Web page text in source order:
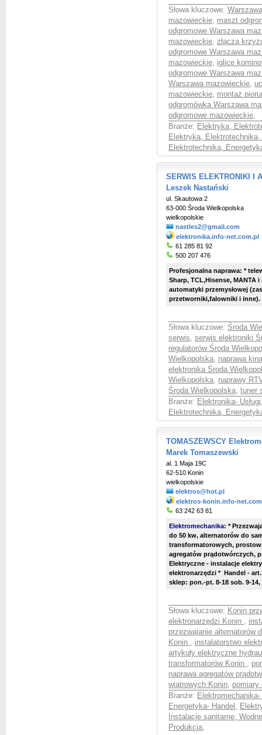
Słowa kluczowe:
mazowieckie, maszt
odgromowe Warszawa
mazowieckie, złącza
odgromowe Warszawa
mazowieckie, iglice
odgromowe Warszawa
Warszawa mazowieckie,
mazowieckie, montaż
odgromówka Warszawa
odgromowe mazowieckie,
Branże: Elektryka,
Elektryka, Elektrotechnika,
Elektrotechnika,
SERWIS ELEKTRONIKI I
Leszek Nastański
ul. Skautowa 2
63-000 Środa Wielkopolska
wielkopolskie
nastles2@gmail.com
elektronika.info-net.com.pl
61 285 81 92
500 207 476
Profesjonalna naprawa: *
Sharp, TCL,Hisense,
automatyki przemysłowej
przetworniki,falowniki i inne).
Słowa kluczowe: Środa
serwis, serwis elektroniki
regulatorów Środa
Wielkopolska, naprawa
elektronika Środa
Wielkopolska, naprawy
Środa Wielkopolska, tuner
Branże: Elektronika- Usługi
Elektrotechnika,
TOMASZEWSCY
Marek Tomaszewski
al. 1 Maja 19C
62-510 Konin
wielkopolskie
elektros@hot.pl
elektros-konin.info-
63 242 63 81
Elektromechanika: *
do 50 kw, alternatorów do
transformatorowych,
agregatów prądotwórczych,
Elektryczne - instalacje
elektronarzędzi * Handel -
sklep: pon.-pt. 8-18 sob. 9-
Słowa kluczowe: Konin
elektronarzędzi Konin ,
przezwajanie alternatorów
Konin , instalatorstwo
artykuły elektryczne
transformatorów Konin ,
naprawa agregatów
wiatrowych Konin, pomiary
Branże: Elektromechanika-
Energetyka- Handel ,
Instalacje sanitarne,
Produkcja,